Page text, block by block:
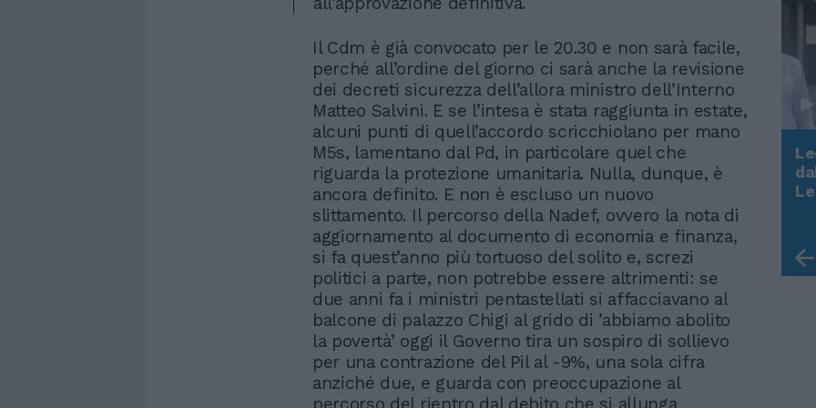
Il Cdm è già convocato per le 20.30 e non sarà facile,
perché all’ordine del giorno ci sarà anche la revisione
dei decreti sicurezza dell’allora ministro dell’Interno
Matteo Salvini. E se l’intesa è stata raggiunta in estate,
alcuni punti di quell’accordo scricchiolano per mano
M5s, lamentano dal Pd, in particolare quel che
riguarda la protezione umanitaria. Nulla, dunque, è
ancora definito. E non è escluso un nuovo
slittamento. Il percorso della Nadef, ovvero la nota di
aggiornamento al documento di economia e finanza,
si fa quest’anno più tortuoso del solito e, screzi
politici a parte, non potrebbe essere altrimenti: se
due anni fa i ministri pentastellati si affacciavano al
balcone di palazzo Chigi al grido di ’abbiamo abolito
la povertà’ oggi il Governo tira un sospiro di sollievo
per una contrazione del Pil al -9%, una sola cifra
anziché due, e guarda con preoccupazione al
Rudy Giuliani a Come States?
Trump, Meloni e la strategia
americana